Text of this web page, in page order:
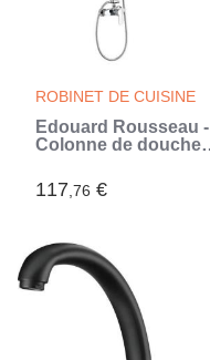
ROBINET DE CUISINE
Edouard Rousseau -
Colonne de douche
SHENTI - Chromé
(Gris)
117,76 €